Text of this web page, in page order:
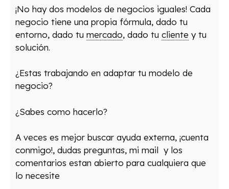
¡No hay dos modelos de negocios iguales! Cada
negocio tiene una propia fórmula, dado tu
entorno, dado tu mercado, dado tu cliente y tu
solución.
¿Estas trabajando en adaptar tu modelo de
negocio?
¿Sabes como hacerlo?
A veces es mejor buscar ayuda externa, ¡cuenta
conmigo!, dudas preguntas, mi mail y los
comentarios estan abierto para cualquiera que
lo necesite